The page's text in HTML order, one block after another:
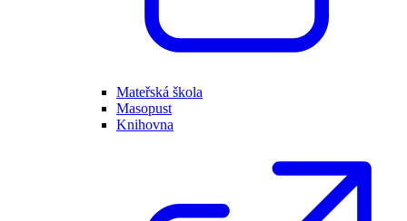
Mateřská škola
Masopust
Knihovna